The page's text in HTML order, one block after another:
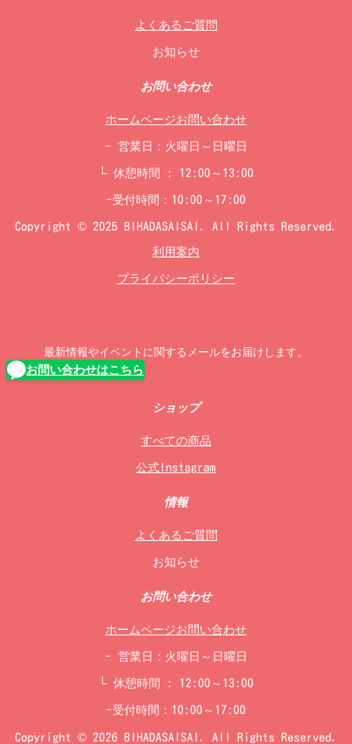
よくあるご質問
お知らせ
お問い合わせ
ホームページお問い合わせ
- 営業日：火曜日～日曜日
└ 休憩時間 : 12:00～13:00
-受付時間：10:00～17:00
Copyright © 2025 BIHADASAISAI. All Rights Reserved.
利用案内
プライバシーポリシー
最新情報やイベントに関するメールをお届けします。
お問い合わせはこちら
ショップ
すべての商品
公式Instagram
情報
よくあるご質問
お知らせ
お問い合わせ
ホームページお問い合わせ
- 営業日：火曜日～日曜日
└ 休憩時間 : 12:00～13:00
-受付時間：10:00～17:00
Copyright © 2026 BIHADASAISAI. All Rights Reserved.